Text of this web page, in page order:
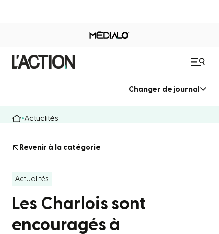
Changer de journal
Actualités
Revenir à la catégorie
Actualités
Les Charlois sont
encouragés à